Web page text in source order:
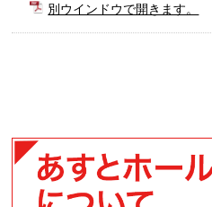
別ウインドウで開きます。